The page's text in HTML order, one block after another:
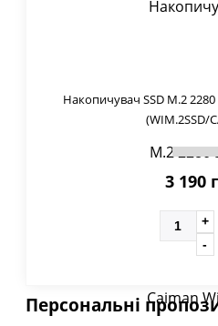
Накопичувач SSD M.2
(WIM.2SSD/
3 190
Персональні